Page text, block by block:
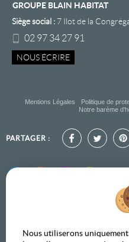
GROUPE BLAIN HABITAT
Siège social : 7 Ilot de la
02 97 34 27 91
NOUS ÉCRIRE
Mentions Légales Politique de
Notre barème
PARTAGER :
Nous utiliserons